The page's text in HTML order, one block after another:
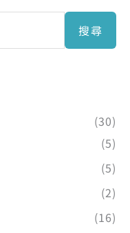
搜尋
(30)
(5)
(5)
(2)
(16)